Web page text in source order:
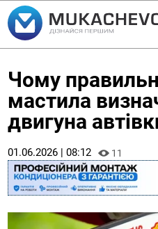
Чому
мастила
двигуна
01.06.2026 | 08:12 11